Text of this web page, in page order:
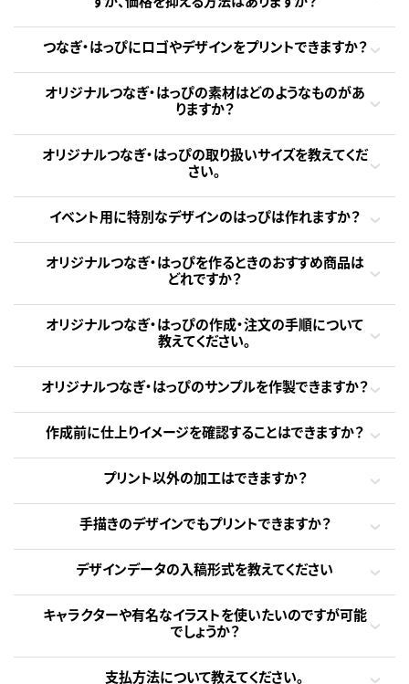
つなぎ・はっぴにロゴやデザインをプリントできますか？
オリジナルつなぎ・はっぴの素材はどのようなものがあ
りますか？
オリジナルつなぎ・はっぴの取り扱いサイズを教えてくだ
さい。
イベント用に特別なデザインのはっぴは作れますか？
オリジナルつなぎ・はっぴを作るときのおすすめ商品は
どれですか？
オリジナルつなぎ・はっぴの作成・注文の手順について
教えてください。
オリジナルつなぎ・はっぴのサンプルを作製できますか？
作成前に仕上りイメージを確認することはできますか？
プリント以外の加工はできますか？
手描きのデザインでもプリントできますか？
デザインデータの入稿形式を教えてください
キャラクターや有名なイラストを使いたいのですが可能
でしょうか？
支払方法について教えてください。